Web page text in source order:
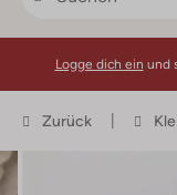
Logge dich ein und
Zurück